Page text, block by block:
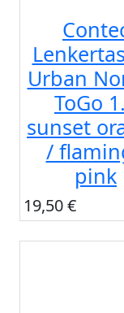
Urban
ToGo
sunset
/
pink
19,50 €